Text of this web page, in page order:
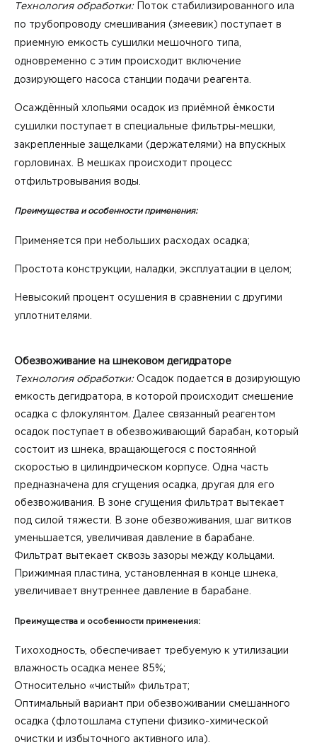
Технология обработки: Поток стабилизированного ила
по трубопроводу смешивания (змеевик) поступает в
приемную емкость сушилки мешочного типа,
одновременно с этим происходит включение
дозирующего насоса станции подачи реагента.
Осаждённый хлопьями осадок из приёмной ёмкости
сушилки поступает в специальные фильтры-мешки,
закрепленные защелками (держателями) на впускных
горловинах. В мешках происходит процесс
отфильтровывания воды.
Преимущества и особенности применения:
Применяется при небольших расходах осадка;
Простота конструкции, наладки, эксплуатации в целом;
Невысокий процент осушения в сравнении с другими
уплотнителями.
Обезвоживание на шнековом дегидраторе
Технология обработки: Осадок подается в дозирующую
емкость дегидратора, в которой происходит смешение
осадка с флокулянтом. Далее связанный реагентом
осадок поступает в обезвоживающий барабан, который
состоит из шнека, вращающегося с постоянной
скоростью в цилиндрическом корпусе. Одна часть
предназначена для сгущения осадка, другая для его
обезвоживания. В зоне сгущения фильтрат вытекает
под силой тяжести. В зоне обезвоживания, шаг витков
уменьшается, увеличивая давление в барабане.
Фильтрат вытекает сквозь зазоры между кольцами.
Прижимная пластина, установленная в конце шнека,
увеличивает внутреннее давление в барабане.
Преимущества и особенности применения:
Тихоходность, обеспечивает требуемую к утилизации
влажность осадка менее 85%;
Относительно «чистый» фильтрат;
Оптимальный вариант при обезвоживании смешанного
осадка (флотошлама ступени физико-химической
очистки и избыточного активного ила).